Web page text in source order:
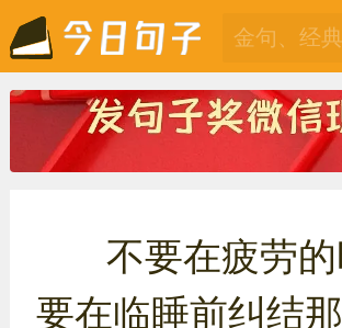
不要在疲劳
要在临睡前纠结